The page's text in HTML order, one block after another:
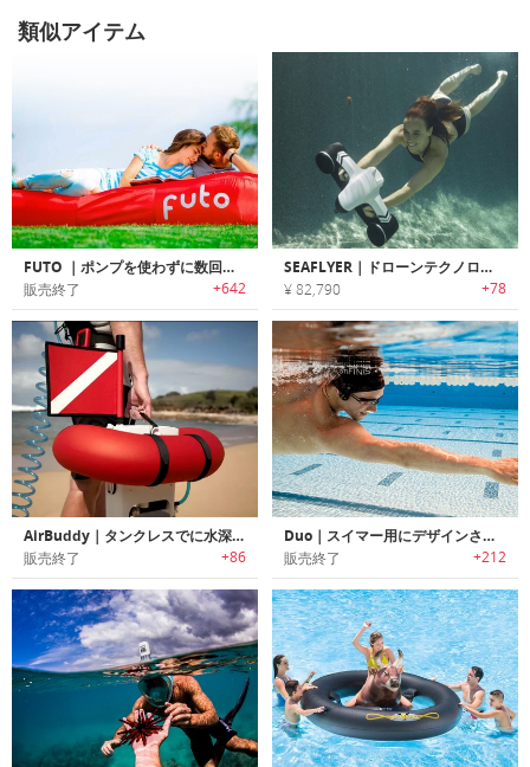
類似アイテム
FUTO ｜ポンプを使わずに数回のスイングで空気注入可能なポータブルエアーマットレス「フュートー」
販売終了 +642
SEAFLYER｜ドローンテクノロジーを応用したポータブル水中スクーター「シーフライヤー」
¥ 82,790 +78
AirBuddy｜タンクレスでに水深12mのダイビングが楽しめるダイビングギア「エアバディー」
販売終了 +86
Duo｜スイマー用にデザインされた骨伝導アンダーウォーターMP3プレイヤー「デュオ」
販売終了 +212